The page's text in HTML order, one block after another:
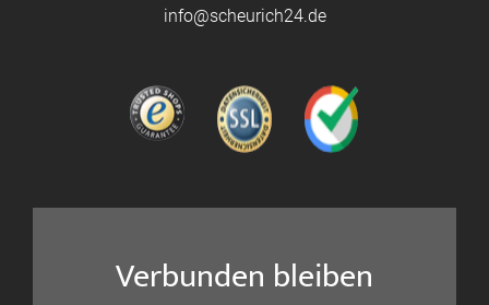
info@scheurich24.de
Verbunden bleiben